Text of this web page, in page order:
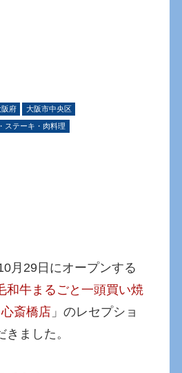
阪府 大阪市中央区
ステーキ・肉料理
月29日にオープンする
和牛まるごと一頭買い焼
斎橋店 」のレセプショ
ました。